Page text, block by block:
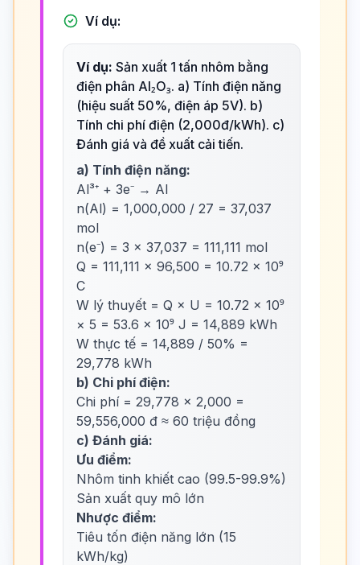
Ví dụ:
Ví dụ: Sản xuất 1 tấn nhôm bằng
điện phân Al₂O₃. a) Tính điện năng
(hiệu suất 50%, điện áp 5V). b)
Tính chi phí điện (2,000đ/kWh). c)
Đánh giá và đề xuất cải tiến.
a) Tính điện năng:
Al³⁺ + 3e⁻ → Al
n(Al) = 1,000,000 / 27 = 37,037
mol
n(e⁻) = 3 × 37,037 = 111,111 mol
Q = 111,111 × 96,500 = 10.72 × 10⁹
C
W lý thuyết = Q × U = 10.72 × 10⁹
× 5 = 53.6 × 10⁹ J = 14,889 kWh
W thực tế = 14,889 / 50% =
29,778 kWh
b) Chi phí điện:
Chi phí = 29,778 × 2,000 =
59,556,000 đ ≈ 60 triệu đồng
c) Đánh giá:
Ưu điểm:
Nhôm tinh khiết cao (99.5-99.9%)
Sản xuất quy mô lớn
Nhược điểm:
Tiêu tốn điện năng lớn (15
kWh/kg)